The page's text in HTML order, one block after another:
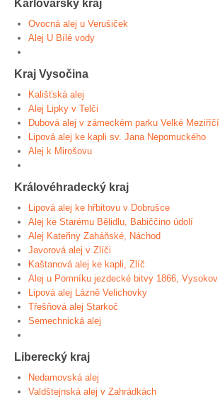
Karlovarský kraj
Ovocná alej u Verušiček
Alej U Bílé vody
Kraj Vysočina
Kališťská alej
Alej Lipky v Telči
Dubová alej v zámeckém parku Velké Meziříčí
Lipová alej ke kapli sv. Jana Nepomuckého
Alej k Mirošovu
Královéhradecký kraj
Lipová alej ke hřbitovu v Dobrušce
Alej ke Starému Bělidlu, Babiččino údolí
Alej Kateřiny Zaháňské, Náchod
Javorová alej v Zlíči
Kaštanová alej ke kapli, Zlíč
Alej u Pomníku jezdecké bitvy 1866, Vysokov
Lipová alej Lázně Velichovky
Třešňová alej Starkoč
Semechnická alej
Liberecký kraj
Nedamovská alej
Valdštejnská alej v Zahrádkách